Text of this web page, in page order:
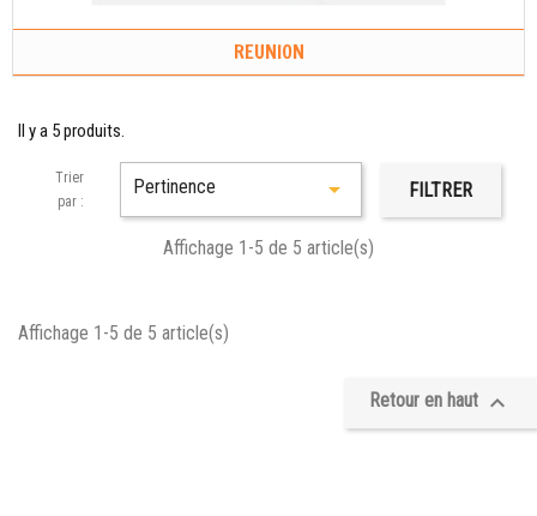
REUNION
Il y a 5 produits.
Trier
par :
Pertinence  FILTRER
Affichage 1-5 de 5 article(s)
Affichage 1-5 de 5 article(s)
Retour en haut 